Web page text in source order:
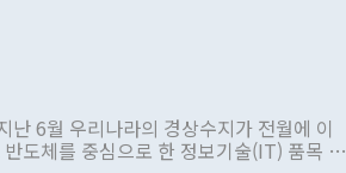
지 않은 사안을 정책으로 추진하겠다고 공
상'이라는 비판을 내놨다. 그동안 정 장
를 빚은 적은 여러 번 있지만 대통령과 유
적 입장을 표명한 것은 이례적이다. 정 장
제어해야 한다는 목소리도 높아지고 있
6월 우리나라의 경상수지가 전월에 이
도체를 중심으로 한 정보기술(IT) 품목 수